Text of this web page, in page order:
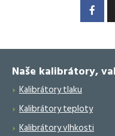
Naše kalibrátory,
Kalibrátory tlaku
Kalibrátory teploty
Kalibrátory vlhkosti